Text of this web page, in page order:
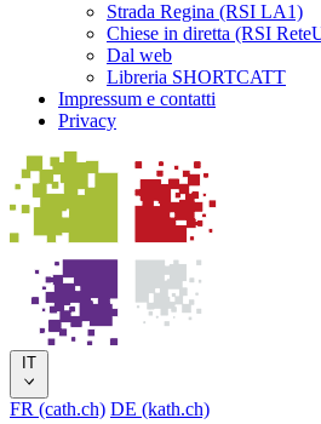
Strada Regina (RSI LA1)
Chiese in diretta (RSI
Dal web
Libreria SHORTCATT
Impressum e contatti
Privacy
IT
FR (cath.ch) DE (kath.ch)